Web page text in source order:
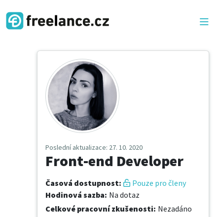
Poslední aktualizace: 27. 10. 2020
Front-end Developer
Časová dostupnost:
Pouze pro členy
Hodinová sazba: Na dotaz
Celkové pracovní zkušenosti: Nezadáno